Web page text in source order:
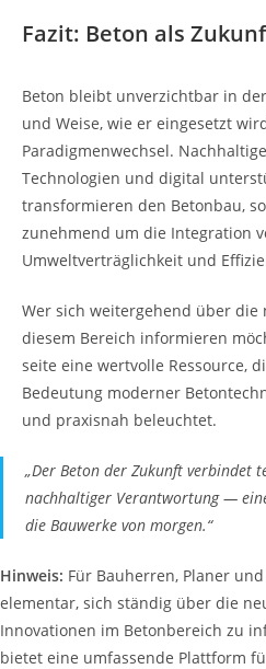
Fazit: Beton als
Beton bleibt unverzichtbar in
und Weise, wie er eingesetzt
Paradigmenwechsel.
Technologien und digital
transformieren den Betonbau,
zunehmend um die Integration
Umweltverträglichkeit und
Wer sich weitergehend über die
diesem Bereich informieren
seite eine wertvolle Ressource,
Bedeutung moderner
und praxisnah beleuchtet.
„Der Beton der Zukunft verbindet
nachhaltiger Verantwortung —
die Bauwerke von morgen.“
Hinweis: Für Bauherren, Planer
elementar, sich ständig über die
Innovationen im Betonbereich zu
bietet eine umfassende Plattform